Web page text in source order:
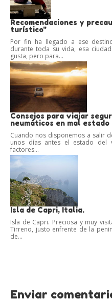
Recomendaciones y
turístico"
Por fin ha llegado a ese
durante toda su vida, esa
gusta, pero para...
Consejos para viajar
neumáticos en mal estado
Cuando nos disponemos a salir
unos días antes el estado del
factores...
Isla de Capri, Italia.
Isla de Capri. Preciosa y muy
Tirreno, justo enfrente de la
de...
Enviar